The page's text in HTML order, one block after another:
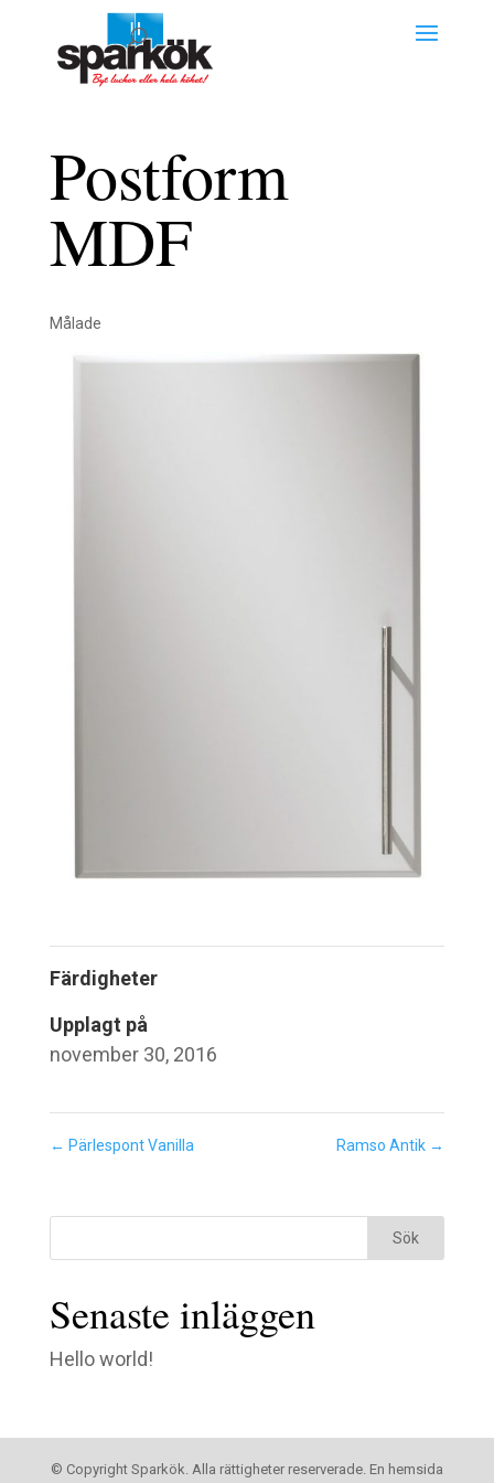
Postform
MDF
Målade
Färdigheter
Upplagt på
november 30, 2016
← Pärlespont Vanilla Ramso Antik →
Senaste inläggen
Hello world!
© Copyright Sparkök. Alla rättigheter reserverade. En hemsida